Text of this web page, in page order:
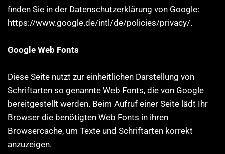
finden Sie in der Datenschutzerklärung von Google:
https://www.google.de/intl/de/policies/privacy/.
Google Web Fonts
Diese Seite nutzt zur einheitlichen Darstellung von
Schriftarten so genannte Web Fonts, die von Google
bereitgestellt werden. Beim Aufruf einer Seite lädt Ihr
Browser die benötigten Web Fonts in ihren
Browsercache, um Texte und Schriftarten korrekt
anzuzeigen.